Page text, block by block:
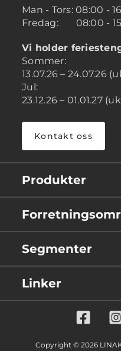
Man - Tors: 08:00 -
Fredag: 08:00 -
Vi holder
Sommer:
13.07.26 – 24.07.26
Jul:
23.12.26 – 01.01.27
Kontakt oss
Produkter
Segmenter
Linker
Copyright © 2026